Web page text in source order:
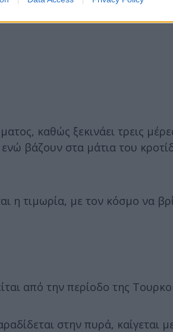
καθώς ξεκινάει τρεις
βάζουν στα μάτια του
η τιμωρία, με τον κόσμο να
από την περίοδο της
στην πυρά, καίγεται